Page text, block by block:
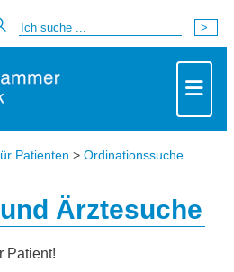
Patienten > Ordinationssuche
Ärztesuche
Patient!